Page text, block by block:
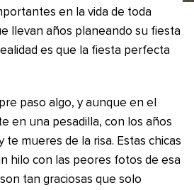
en la vida de toda
llevan años planeando su fiesta
es que la fiesta perfecta
paso algo, y aunque en el
en una pesadilla, con los años
te mueres de la risa. Estas chicas
hilo con las peores fotos de esa
tan graciosas que solo